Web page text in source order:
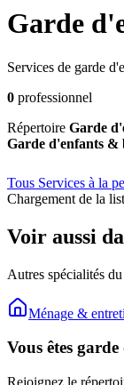
Garde
Services de garde
0 professionnel
Répertoire Garde
Garde d'enfants &
Tous Services à la
Chargement de la
Voir aussi
Autres spécialités
Ménage &
Vous êtes